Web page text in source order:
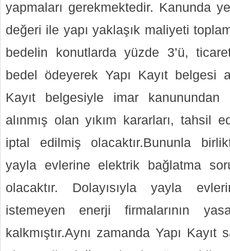
yapmaları gerekmektedir. Kanunda
değeri ile yapı yaklaşık maliyeti
bedelin konutlarda yüzde 3’ü,
bedel ödeyerek Yapı Kayıt belgesi
Kayıt belgesiyle imar
alınmış olan yıkım kararları, tahsil
iptal edilmiş olacaktır.Bununla
yayla evlerine elektrik bağlatma
olacaktır. Dolayısıyla yayla
istemeyen enerji firmalarının
kalkmıştır.Aynı zamanda Yapı